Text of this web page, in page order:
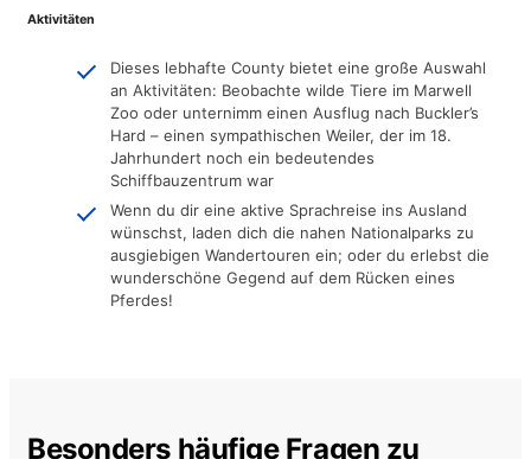
Aktivitäten
Dieses lebhafte County bietet eine große Auswahl
an Aktivitäten: Beobachte wilde Tiere im Marwell
Zoo oder unternimm einen Ausflug nach Buckler’s
Hard – einen sympathischen Weiler, der im 18.
Jahrhundert noch ein bedeutendes
Schiffbauzentrum war
Wenn du dir eine aktive Sprachreise ins Ausland
wünschst, laden dich die nahen Nationalparks zu
ausgiebigen Wandertouren ein; oder du erlebst die
wunderschöne Gegend auf dem Rücken eines
Pferdes!
Besonders häufige Fragen zu